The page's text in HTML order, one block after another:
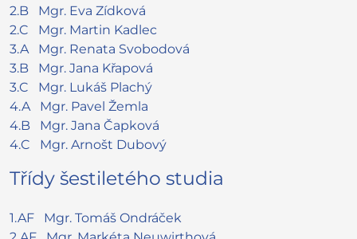
2.B Mgr. Eva Zídková
2.C Mgr. Martin Kadlec
3.A Mgr. Renata Svobodová
3.B Mgr. Jana Křapová
3.C Mgr. Lukáš Plachý
4.A Mgr. Pavel Žemla
4.B Mgr. Jana Čapková
4.C Mgr. Arnošt Dubový
Třídy šestiletého studia
1.AF Mgr. Tomáš Ondráček